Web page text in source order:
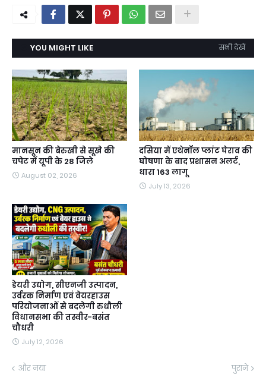
YOU MIGHT LIKE सभी देखें
मानसून की बेरुखी से सूखे की
चपेट में यूपी के 28 जिले
August 02, 2026
दसिया में एथेनॉल प्लांट घेराव की
घोषणा के बाद प्रशासन अलर्ट,
धारा 163 लागू
July 13, 2026
डेयरी उद्योग, सीएनजी उत्पादन,
उर्वरक निर्माण एवं वेयरहाउस
परियोजनाओं से बदलेगी रुधौली
विधानसभा की तस्वीर-बसंत
चौधरी
July 12, 2026
और नया पुराने